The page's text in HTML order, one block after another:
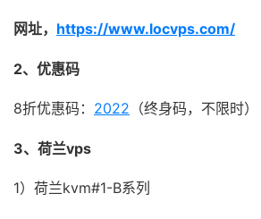
网址， https://www.locvps.com/
2、优惠码
8折优惠码： 2022 （终身码，不限时）
3、荷兰vps
1）荷兰kvm#1-B系列